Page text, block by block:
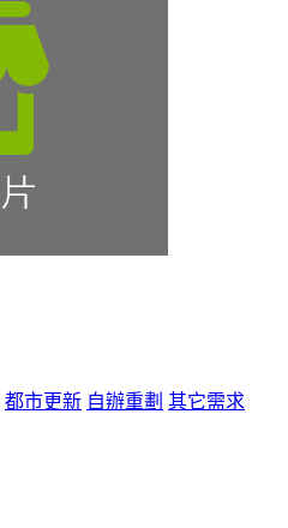
都市更新 自辦重劃 其它需求